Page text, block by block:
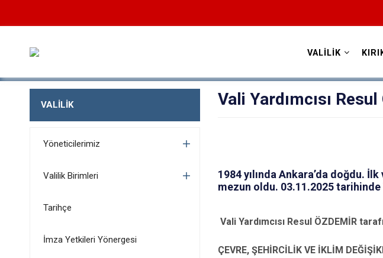
VALİLİK
VALİLİK
Yöneticilerimiz
Valilik Birimleri
Tarihçe
İmza Yetkileri Yönergesi
Vali Yardımcısı
1984 yılında Ankara’da doğdu.
mezun oldu. 03.11.2025
Vali Yardımcısı Resul ÖZDEMİR
ÇEVRE, ŞEHİRCİLİK VE İKLİM